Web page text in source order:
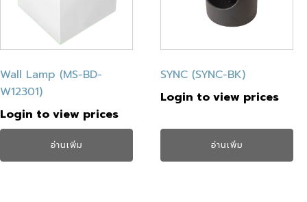
Wall Lamp (MS-BD-
W12301)
Login to view prices
อ่านเพิ่ม
SYNC (SYNC-BK)
Login to view prices
อ่านเพิ่ม